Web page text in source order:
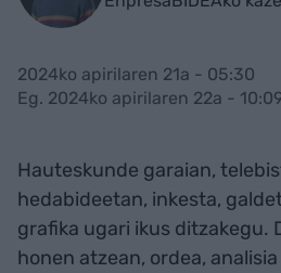
2024ko apirilaren 21a - 05:30
Eg. 2024ko apirilaren 22a -
Hauteskunde garaian,
hedabideetan, inkesta,
grafika ugari ikus ditzakegu.
honen atzean, ordea,